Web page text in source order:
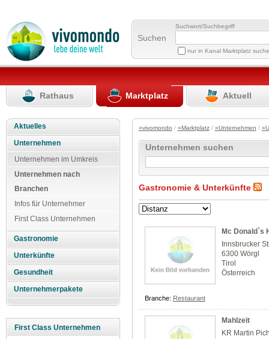
Suchen
Suchwort/Suchbegriff
nur in Kanal Marktplatz
Rathaus Marktplatz Aktuell
Aktuelles
Unternehmen
Unternehmen im Umkreis
Unternehmen nach
Branchen
Infos für Unternehmer
First Class Unternehmen
Gastronomie
Unterkünfte
Gesundheit
Unternehmerpakete
First Class Unternehmen
»vivomondo / »Marktplatz/ »Unternehmen /
Unternehmen suchen
Gastronomie & Unterkünfte
Mc Donald`s
Innsbrucker
6300 Wörgl
Tirol
Österreich
Branche: Restaurant
Mahlzeit
KR Martin